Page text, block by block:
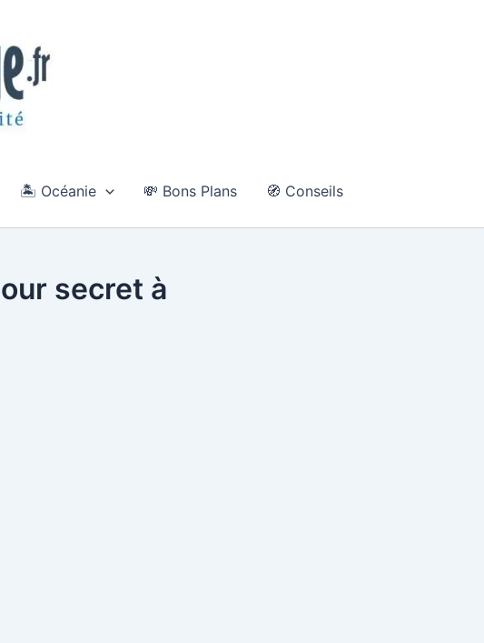
🏝️ Océanie 💸 Bons Plans 🧭 Conseils
secret à